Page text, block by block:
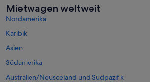
Mietwagen weltweit
Nordamerika
Karibik
Asien
Südamerika
Australien/Neuseeland und Südpazifik